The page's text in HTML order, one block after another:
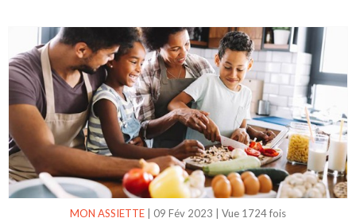
MON ASSIETTE 09 Fév 2023 Vue 1724 fois